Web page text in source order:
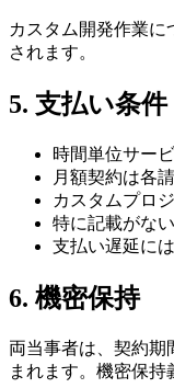
カスタム開発作業
されます。
5. 支払い条件
時間単位サー
月額契約は各
カスタムプロ
特に記載がな
支払い遅延に
6. 機密保持
両当事者は、契約期
まれます。機密保持